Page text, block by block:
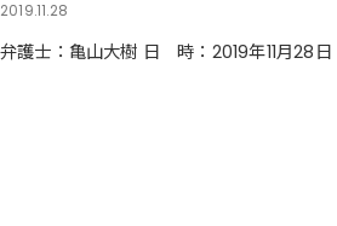
2019.11.28
弁護士：亀山大樹 日 時：2019年11月28